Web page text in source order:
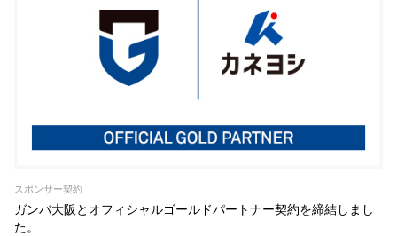
スポンサー契約
ガンバ大阪とオフィシャルゴールドパートナー契約を締結しまし
た。